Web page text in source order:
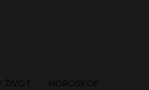
ŽIVOT HOROSKOP